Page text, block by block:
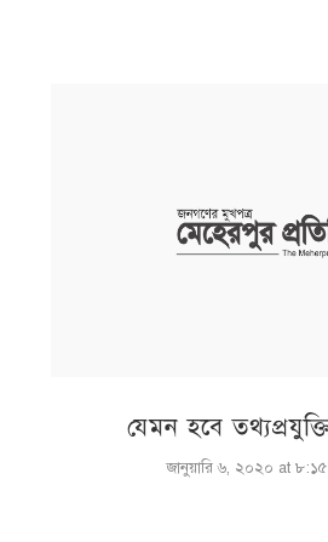
যেমন হবে
জানুয়ারি ৬, ২০২০ at